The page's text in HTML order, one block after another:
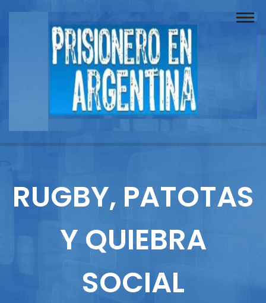
Buscador
Documentos
Reportajes
Columnistas
RUGBY, PATOTAS
Y QUIEBRA
SOCIAL